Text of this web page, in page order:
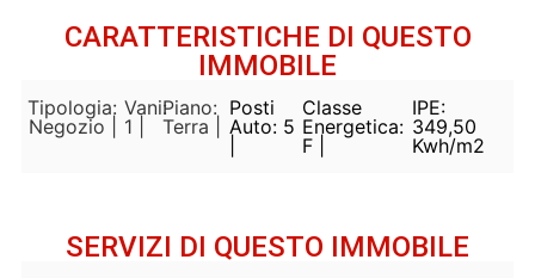
CARATTERISTICHE DI QUESTO
IMMOBILE
Tipologia:
Negozio |
Vani:
1 |
Piano:
Terra |
Posti
Auto: 5
Classe
Energetica:
F |
IPE:
349,50
Kwh/m2
SERVIZI DI QUESTO IMMOBILE